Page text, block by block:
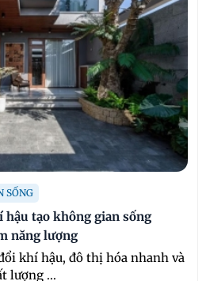
SỐNG
tạo không gian sống
năng lượng
khí hậu, đô thị hóa nhanh và
lượng ...